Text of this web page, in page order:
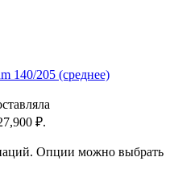
140/205 (среднее)
₽.
Опции можно выбрать